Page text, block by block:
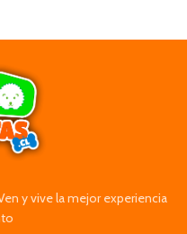
y vive la mejor experiencia